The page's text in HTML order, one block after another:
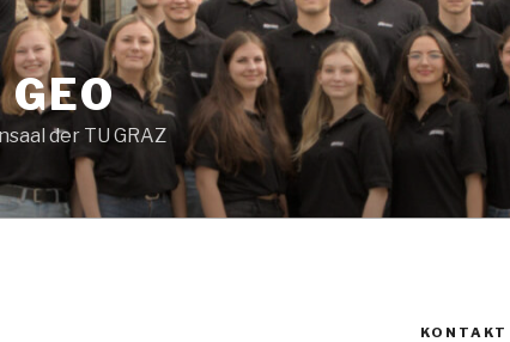
der TU GRAZ
KONTAKT